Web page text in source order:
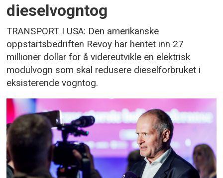
dieselvogntog
TRANSPORT I USA: Den amerikanske
oppstartsbedriften Revoy har hentet inn 27
millioner dollar for å videreutvikle en elektrisk
modulvogn som skal redusere dieselforbruket i
eksisterende vogntog.